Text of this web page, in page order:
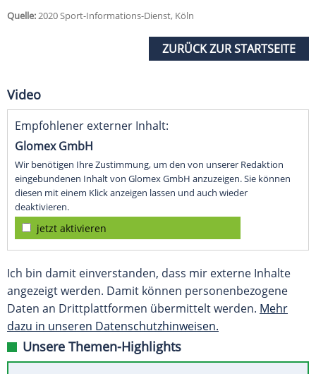
Quelle:2020 Sport-Informations-Dienst, Köln
ZURÜCK ZUR STARTSEITE
Video
Empfohlener externer Inhalt:
Glomex GmbH
Wir benötigen Ihre Zustimmung, um den von unserer Redaktion
eingebundenen Inhalt von Glomex GmbH anzuzeigen. Sie können
diesen mit einem Klick anzeigen lassen und auch wieder
deaktivieren.
jetzt aktivieren
Ich bin damit einverstanden, dass mir externe Inhalte
angezeigt werden. Damit können personenbezogene
Daten an Drittplattformen übermittelt werden. Mehr
dazu in unseren Datenschutzhinweisen.
Unsere Themen-Highlights